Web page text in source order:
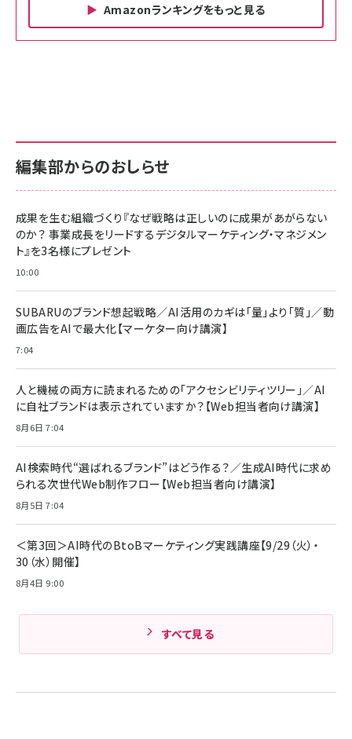
Amazonランキングをもっと見る
￥880
anan(アンアン)2026/06/24号 No.2500増刊
スペシャルエディション[王道エンタメの矜持／
￥1,100
anan(アンアン)2026/07/08号 No.2502[2026
￥880
ママ投資家が育休中に１億貯めた株式投資
組織の成果を最大化する ルールのデザイン
￥1,980
Amazonランキングをもっと見る
サポート正規品 メーカー保証5年 KLMEA128G
NIMASO ガラスフィルム iPhone 17 用 保護フィ
すい ガイド枠付き いPhone17 (6.3インチ) 対応
2枚セット DSP25F1698
￥1,599
￥6,980
全ワイヤレスイヤホン/アクティブノイズキャンセリ
技術基準適合】ブラック
￥5,990
ケーブル Anker絡まないケーブル 240W 結束バン
ド付き USB PD対応 シリコン素材採用 iPhone
17 / 16 / 15 / Galaxy iPad Pro MacBook
Pro/Air 各種対応 (1.8m ミッドナイトブラック)
￥1,890
サポート正規品 メーカー保証5年 KLMEA128G
Amazon eギフトカード - Amazonロゴ - クラ
￥5,000
Anker PowerLine III Flow USB-C & USB-C
Pro/Air 各種対応 (1.8m ミッドナイトブラック)
￥1,890
サッポロ 生ビール 黒ラベル 350ml 缶 24本 ビー
ル ケース買い【6/30応募〆切! 黒ラベルビヤセラー
￥4,857
編集部からのおしらせ
成果を生む組織づくり『なぜ戦略は正しいのに成果があがらない
のか？ 事業成長をリードするデジタルマーケティング・マネジメン
ト』を3名様にプレゼント
10:00
SUBARUのブランド想起戦略／AI活用のカギは「量」より「質」／動
画広告をAIで最大化【マーケター向け講演】
7:04
人と機械の両方に読まれるための「アクセシビリティツリー」／AI
に自社ブランドは表示されていますか？【Web担当者向け講演】
8月6日 7:04
AI検索時代“選ばれるブランド”はどう作る？／生成AI時代に求め
られる次世代Web制作フロー【Web担当者向け講演】
8月5日 7:04
＜第3回＞AI時代のBtoBマーケティング実践講座【9/29（火）・
30（水）開催】
8月4日 9:00
すべて見る